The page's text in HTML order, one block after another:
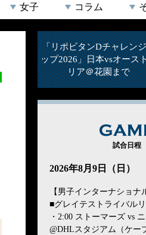
女子 コラム
「リポビタンDチャレン
ップ2026」日本vsオース
リア＠花園まで
試合日程
2026年8月9日（日）
【男子インターナショナ
■グレイテストライバル
・2:00 ストーマーズ vs
@DHLスタジアム（ケー